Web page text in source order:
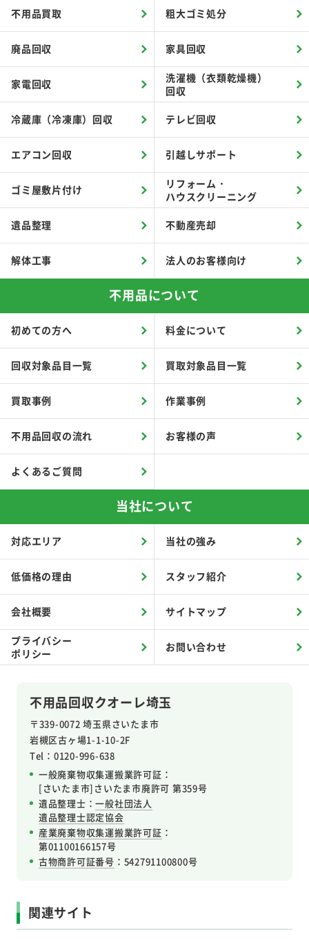
不用品回収クオーレ埼玉
〒339-0072 埼玉県さいたま市
岩槻区古ヶ場1-1-10-2F
Tel：0120-996-638
一般廃棄物収集運搬業許可証：
[さいたま市]さいたま市廃許可 第359号
遺品整理士：一般社団法人
遺品整理士認定協会
産業廃棄物収集運搬業許可証 ：
第01100166157号
古物商許可証番号 ：542791100800号
不用品買取 粗大ゴミ処分
廃品回収 家具回収
家電回収
洗濯機（衣類乾燥機）
回収
冷蔵庫（冷凍庫）回収 テレビ回収
エアコン回収 引越しサポート
ゴミ屋敷片付け
リフォーム・
ハウスクリーニング
遺品整理 不動産売却
解体工事 法人のお客様向け
不用品について
初めての方へ 料金について
回収対象品目一覧 買取対象品目一覧
買取事例 作業事例
不用品回収の流れ お客様の声
よくあるご質問
当社について
対応エリア 当社の強み
低価格の理由 スタッフ紹介
会社概要 サイトマップ
プライバシー
ポリシー
お問い合わせ
関連サイト